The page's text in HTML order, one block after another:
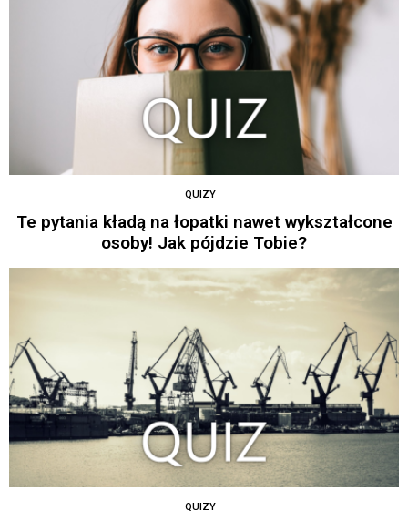
QUIZY
Te pytania kładą na łopatki nawet wykształcone
osoby! Jak pójdzie Tobie?
QUIZY